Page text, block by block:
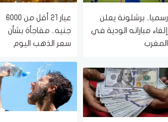
رسميا.. برشلونة يعلن
إلغاء مباراته الودية في
المغرب
عيار 21 أقل من 6000
جنيه.. مفاجأة بشأن
سعر الذهب اليوم